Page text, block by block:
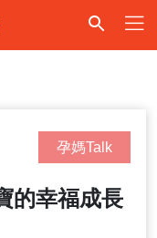
的幸福成長
孕媽Talk